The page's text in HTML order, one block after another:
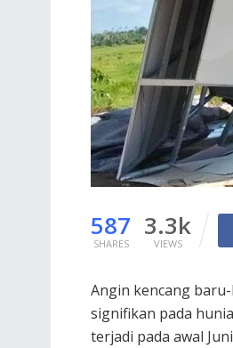
587
SHARES
3.3k
VIEWS
Angin kencang
signifikan pada
terjadi pada awal